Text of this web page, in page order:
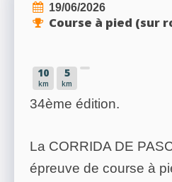
19/06/2026
Course à pied (sur
10
km
5
km
34ème édition.
La CORRIDA DE
épreuve de course à